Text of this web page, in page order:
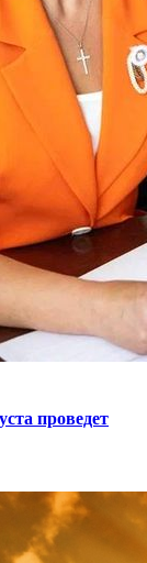
проведет